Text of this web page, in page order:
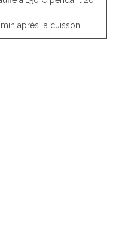
après la cuisson.